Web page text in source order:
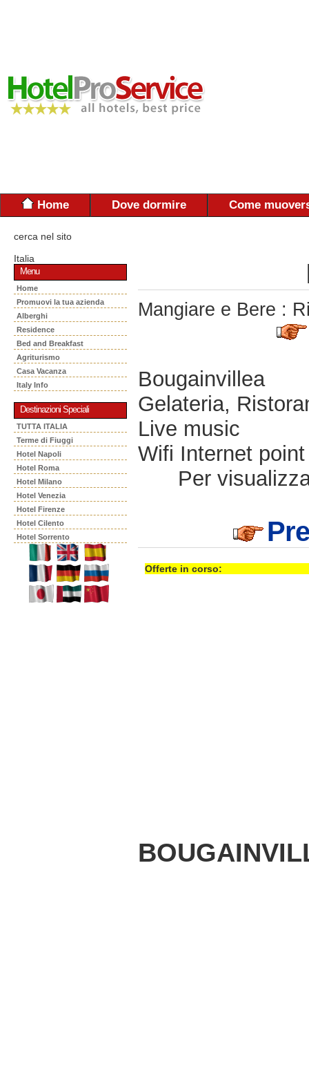
Home Dove dormire Come
cerca nel sito
Italia
Menu
Home
Promuovi la tua azienda
Alberghi
Residence
Bed and Breakfast
Agriturismo
Casa Vacanza
Italy Info
Destinazioni Speciali
TUTTA ITALIA
Terme di Fiuggi
Hotel Napoli
Hotel Roma
Hotel Milano
Hotel Venezia
Hotel Firenze
Hotel Cilento
Hotel Sorrento
Mangiare e Bere :
Bougainvillea
Gelateria,
Live music
Wifi Internet point
Per
Offerte in corso: